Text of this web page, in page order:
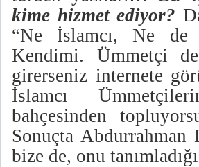
kime hizmet ediyor?
“Ne İslamcı, Ne de
Kendimi. Ümmetçi
girerseniz internete
İslamcı
bahçesinden
Sonuçta Abdurrahman
bize de, onu